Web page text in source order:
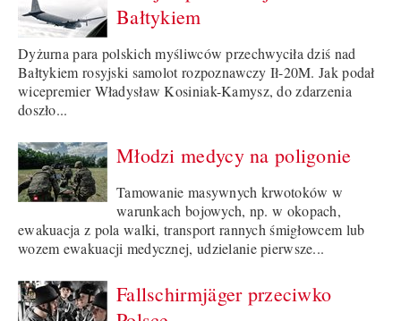
Bałtykiem
Dyżurna para polskich myśliwców przechwyciła dziś nad
Bałtykiem rosyjski samolot rozpoznawczy Ił-20M. Jak podał
wicepremier Władysław Kosiniak-Kamysz, do zdarzenia
doszło...
Młodzi medycy na poligonie
Tamowanie masywnych krwotoków w
warunkach bojowych, np. w okopach,
ewakuacja z pola walki, transport rannych śmigłowcem lub
wozem ewakuacji medycznej, udzielanie pierwsze...
Fallschirmjäger przeciwko